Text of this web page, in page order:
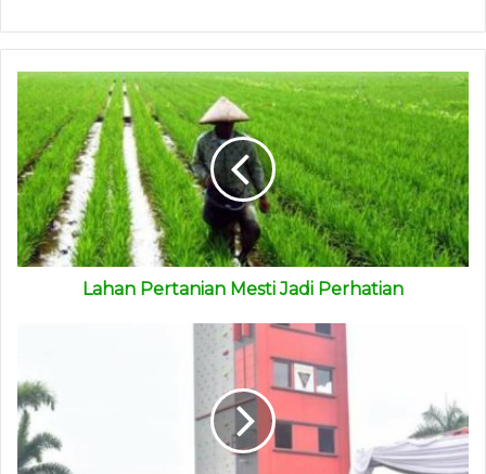
disampaikan masyarakat tersebut. “Ya tentu saja, apa yang
menjadi aspirasi masyarakat, kita sebagai wakil rakyat akan
memperjuangkannya. Apalagi aspirasi itu sangat prioritas
bagi kebutuhan masyarakat,” ucap dia.(ADV)
Lahan Pertanian Mesti Jadi Perhatian